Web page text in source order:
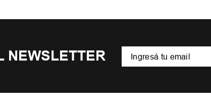
NEWSLETTER